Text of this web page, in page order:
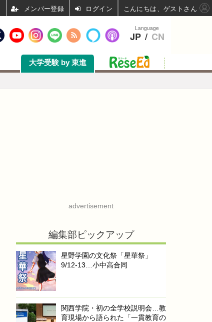
大学受験 by 東進
advertisement
編集部ピックアップ
星野学園の文化祭「星華祭」
9/12-13…小中高合同
関西学院・初の全学校説明会…教
育現場から語られた「一貫教育の
Language
JP / CN
ログイン こんにちは、ゲストさん